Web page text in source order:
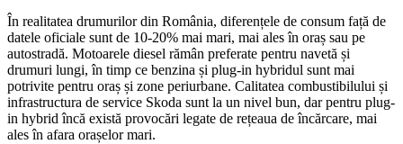
În realitatea drumurilor din România, diferențele de consum față de
datele oficiale sunt de 10-20% mai mari, mai ales în oraș sau pe
autostradă. Motoarele diesel rămân preferate pentru navetă și
drumuri lungi, în timp ce benzina și plug-in hybridul sunt mai
potrivite pentru oraș și zone periurbane. Calitatea combustibilului și
infrastructura de service Skoda sunt la un nivel bun, dar pentru plug-
in hybrid încă există provocări legate de rețeaua de încărcare, mai
ales în afara orașelor mari.